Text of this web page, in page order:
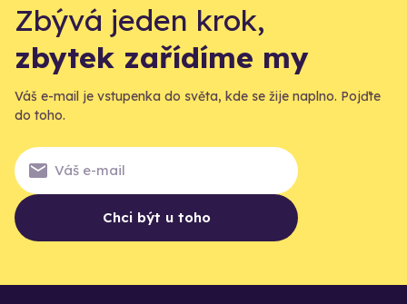
Zbývá jeden krok,
zbytek zařídíme my
Váš e-mail je vstupenka do světa, kde se žije naplno. Pojďte
do toho.
Chci být u toho